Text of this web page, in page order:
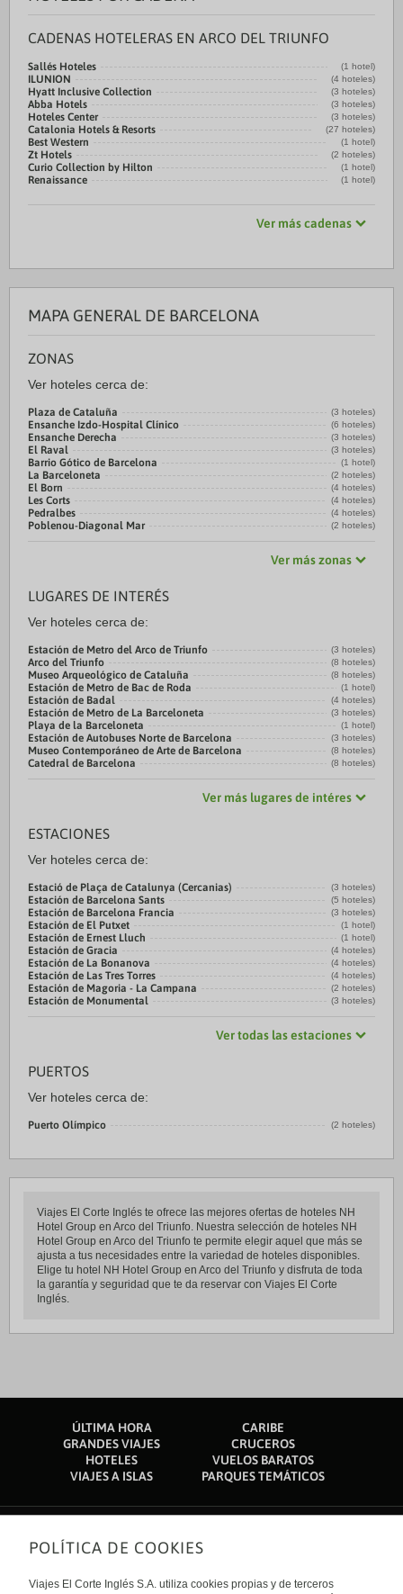
CADENAS HOTELERAS EN ARCO DEL TRIUNFO
Sallés Hoteles (1 hotel)
ILUNION (4 hoteles)
Hyatt Inclusive Collection (3 hoteles)
Abba Hotels (3 hoteles)
Hoteles Center (3 hoteles)
Catalonia Hotels & Resorts (27 hoteles)
Best Western (1 hotel)
Zt Hotels (2 hoteles)
Curio Collection by Hilton (1 hotel)
Renaissance (1 hotel)
Ver más cadenas
MAPA GENERAL DE BARCELONA
ZONAS
Ver hoteles cerca de:
Plaza de Cataluña (3 hoteles)
Ensanche Izdo-Hospital Clínico (6 hoteles)
Ensanche Derecha (3 hoteles)
El Raval (3 hoteles)
Barrio Gótico de Barcelona (1 hotel)
La Barceloneta (2 hoteles)
El Born (4 hoteles)
Les Corts (4 hoteles)
Pedralbes (4 hoteles)
Poblenou-Diagonal Mar (2 hoteles)
Ver más zonas
LUGARES DE INTERÉS
Ver hoteles cerca de:
Estación de Metro del Arco de Triunfo (3 hoteles)
Arco del Triunfo (8 hoteles)
Museo Arqueológico de Cataluña (8 hoteles)
Estación de Metro de Bac de Roda (1 hotel)
Estación de Badal (4 hoteles)
Estación de Metro de La Barceloneta (3 hoteles)
Playa de la Barceloneta (1 hotel)
Estación de Autobuses Norte de Barcelona (3 hoteles)
Museo Contemporáneo de Arte de Barcelona (8 hoteles)
Catedral de Barcelona (8 hoteles)
Ver más lugares de intéres
ESTACIONES
Ver hoteles cerca de:
Estació de Plaça de Catalunya (Cercanias) (3 hoteles)
Estación de Barcelona Sants (5 hoteles)
Estación de Barcelona Francia (3 hoteles)
Estación de El Putxet (1 hotel)
Estación de Ernest Lluch (1 hotel)
Estación de Gracia (4 hoteles)
Estación de La Bonanova (4 hoteles)
Estación de Las Tres Torres (4 hoteles)
Estación de Magoria - La Campana (2 hoteles)
Estación de Monumental (3 hoteles)
Ver todas las estaciones
PUERTOS
Ver hoteles cerca de:
Puerto Olímpico (2 hoteles)
Viajes El Corte Inglés te ofrece las mejores ofertas de hoteles NH
Hotel Group en Arco del Triunfo. Nuestra selección de hoteles NH
Hotel Group en Arco del Triunfo te permite elegir aquel que más se
ajusta a tus necesidades entre la variedad de hoteles disponibles.
Elige tu hotel NH Hotel Group en Arco del Triunfo y disfruta de toda
la garantía y seguridad que te da reservar con Viajes El Corte
Inglés.
ÚLTIMA HORA
CARIBE
GRANDES VIAJES
CRUCEROS
HOTELES
VUELOS BARATOS
VIAJES A ISLAS
PARQUES TEMÁTICOS
Sobre nosotros
Quiénes somos
POLÍTICA DE COOKIES
Viajes El Corte Inglés S.A. utiliza cookies propias y de terceros